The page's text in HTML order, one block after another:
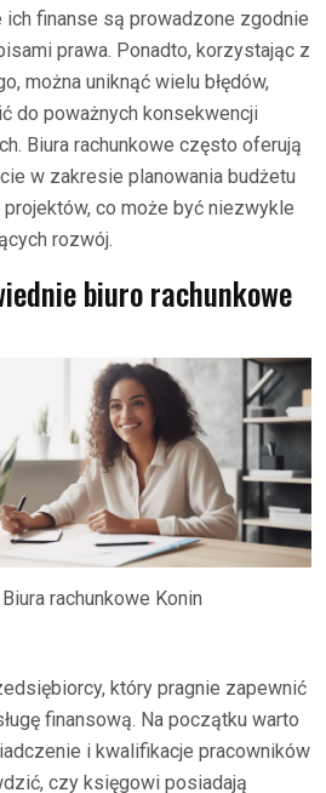
finanse są prowadzone zgodnie
prawa. Ponadto, korzystając z
można uniknąć wielu błędów,
do poważnych konsekwencji
Biura rachunkowe często oferują
w zakresie planowania budżetu
co może być niezwykle
rozwój.
biuro rachunkowe
Biura rachunkowe Konin
który pragnie zapewnić
finansową. Na początku warto
i kwalifikacje pracowników
czy księgowi posiadają